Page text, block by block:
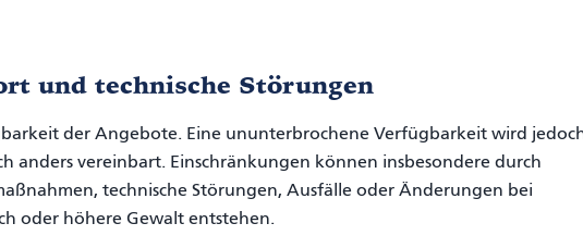
und technische Störungen
der Angebote. Eine ununterbrochene Verfügbarkeit wird
anders vereinbart. Einschränkungen können insbesondere durch
technische Störungen, Ausfälle oder Änderungen bei
oder höhere Gewalt entstehen.